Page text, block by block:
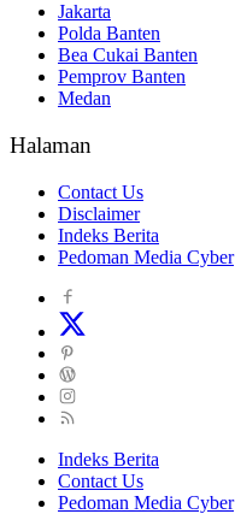
Jakarta
Polda Banten
Bea Cukai Banten
Pemprov Banten
Medan
Halaman
Contact Us
Disclaimer
Indeks Berita
Pedoman Media Cyber
Indeks Berita
Contact Us
Pedoman Media Cyber